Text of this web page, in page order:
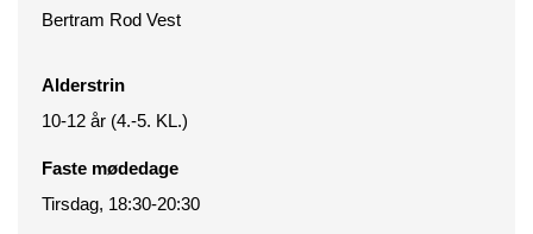
Bertram Rod Vest
Alderstrin
10-12 år (4.-5. KL.)
Faste mødedage
Tirsdag, 18:30-20:30